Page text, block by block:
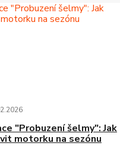
.2026
"Probuzení šelmy": Jak
motorku na sezónu